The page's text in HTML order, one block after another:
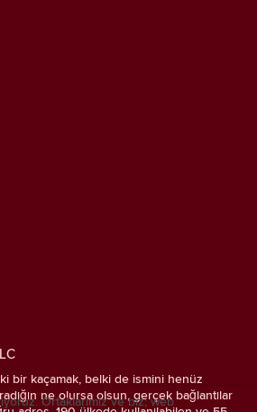
bir kaçamak, belki de ismini henüz
ne olursa olsun, gerçek bağlantılar
Ortaklarımız ve biz; web